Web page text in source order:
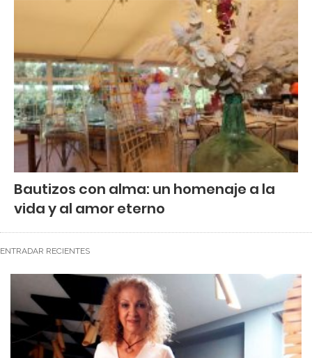
Bautizos con alma: un homenaje a la
vida y al amor eterno
ENTRADAR RECIENTES